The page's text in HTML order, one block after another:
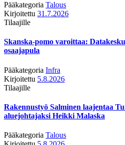
Pääkategoria Talous
Kirjoitettu 31.7.2026
Tilaajille
Skanska-pomo varoittaa:
osaajapula
Pääkategoria Infra
Kirjoitettu 5.8.2026
Tilaajille
Rakennustyö Salminen laajentaa
aluejohtajaksi Heikki Malaska
Pääkategoria Talous